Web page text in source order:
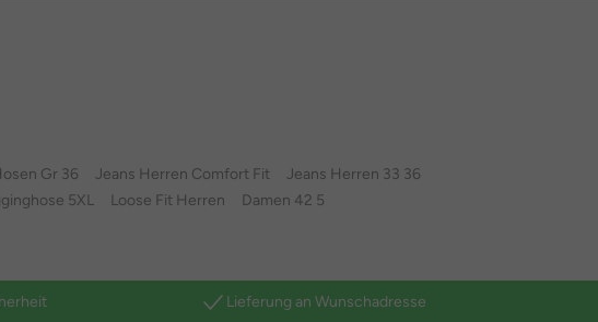
Gr 36 Jeans Herren Comfort Fit
Jeans Herren 33 36
5XL Loose Fit Herren
Damen 42 5
Lieferung an Wunschadresse